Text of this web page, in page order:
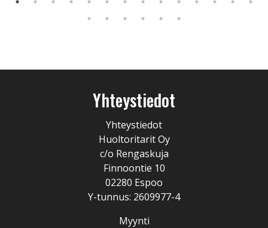
Yhteystiedot
Yhteystiedot
Huoltoritarit Oy
c/o Rengaskuja
Finnoontie 10
02280 Espoo
Y-tunnus: 2609977-4
Myynti